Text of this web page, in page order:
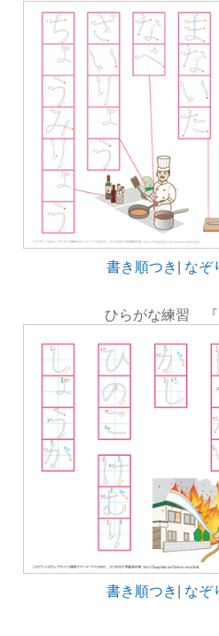
書き順つき | なぞ
ひらがな練習 『
書き順つき | なぞ